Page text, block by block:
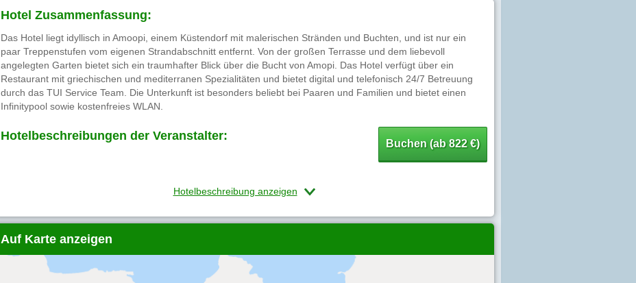
Hotel Zusammenfassung:
Das Hotel liegt idyllisch in Amoopi, einem Küstendorf mit malerischen Stränden und Buchten, und ist nur ein
paar Treppenstufen vom eigenen Strandabschnitt entfernt. Von der großen Terrasse und dem liebevoll
angelegten Garten bietet sich ein traumhafter Blick über die Bucht von Amopi. Das Hotel verfügt über ein
Restaurant mit griechischen und mediterranen Spezialitäten und bietet digital und telefonisch 24/7 Betreuung
durch das TUI Service Team. Die Unterkunft ist besonders beliebt bei Paaren und Familien und bietet einen
Infinitypool sowie kostenfreies WLAN.
Hotelbeschreibungen der Veranstalter:
Buchen (ab 822 €)
Hotelbeschreibung anzeigen
Auf Karte anzeigen